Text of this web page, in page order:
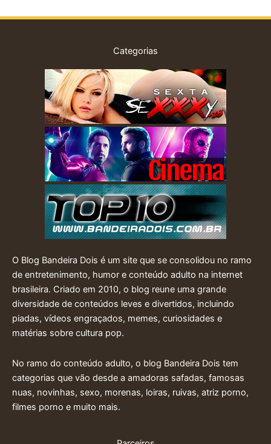
Categorias
O Blog Bandeira Dois é um site que se consolidou no ramo
de entretenimento, humor e conteúdo adulto na internet
brasileira. Criado em 2010, o blog reune uma grande
diversidade de conteúdos leves e divertidos, incluindo
piadas, vídeos engraçados, memes, curiosidades e
matérias sobre cultura pop.
No ramo do conteúdo adulto, o blog Bandeira Dois tem
categorias que vão desde a amadoras safadas, famosas
nuas, novinhas, sexo, morenas, loiras, ruivas, atriz porno,
filmes porno e muito mais.